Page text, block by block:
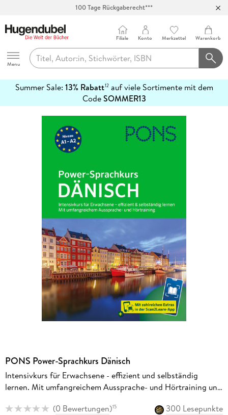
100 Tage Rückgaberecht***
Hugendubel
Menu
Filiale Konto Merkzettel Warenkorb
Summer Sale: 13% Rabatt12auf viele Sortimente mit dem
CodeSOMMER13
erfahren
PONS Power-Sprachkurs Dänisch
Intensivkurs für Erwachsene - effizient und selbständig
lernen. Mit umfangreichem Aussprache- und Hörtraining und
(0 Bewertungen)15
300 Lesepunkte